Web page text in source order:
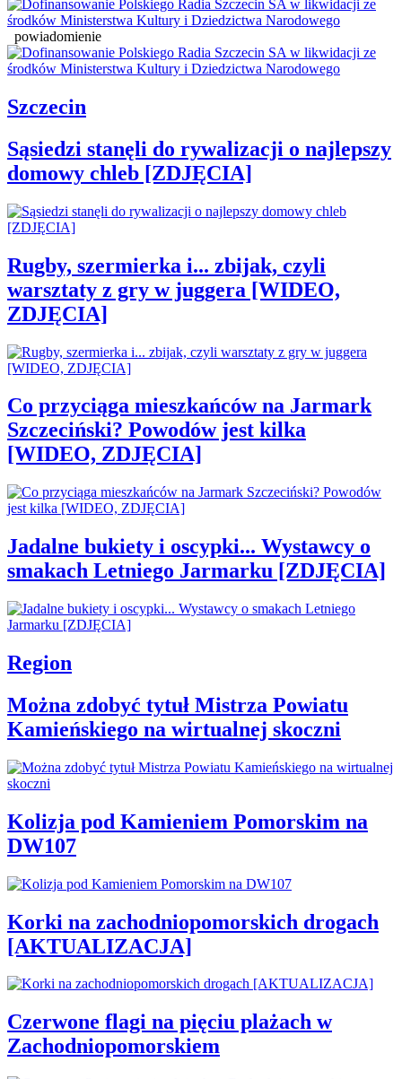
powiadomienie
Szczecin
Sąsiedzi stanęli do rywalizacji o najlepszy
domowy chleb [ZDJĘCIA]
Rugby, szermierka i... zbijak, czyli
warsztaty z gry w juggera [WIDEO,
ZDJĘCIA]
Co przyciąga mieszkańców na Jarmark
Szczeciński? Powodów jest kilka
[WIDEO, ZDJĘCIA]
Jadalne bukiety i oscypki... Wystawcy o
smakach Letniego Jarmarku [ZDJĘCIA]
Region
Można zdobyć tytuł Mistrza Powiatu
Kamieńskiego na wirtualnej skoczni
Kolizja pod Kamieniem Pomorskim na
DW107
Korki na zachodniopomorskich drogach
[AKTUALIZACJA]
Czerwone flagi na pięciu plażach w
Zachodniopomorskiem